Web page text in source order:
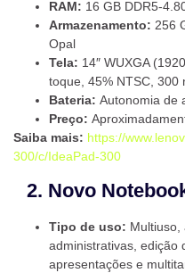
RAM: 16 GB DDR5-
Armazenamento: 256
Opal
Tela: 14″ WUXGA
toque, 45% NTSC, 300
Bateria: Autonomia de
Preço:
Saiba mais: https://
300/c/IdeaPad-300
2. Novo
Tipo de uso: Multiuso,
administrativas, edição
apresentações e